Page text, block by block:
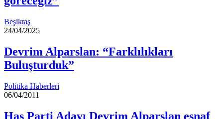
Beşiktaş
24/04/2025
Devrim Alparslan: “Farklılıkları
Buluşturduk”
Politika Haberleri
06/04/2011
Has Parti Adayı Devrim Alparslan esnaf